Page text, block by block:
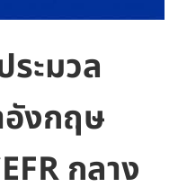
ะมวล
อังกฤษ
กลาง